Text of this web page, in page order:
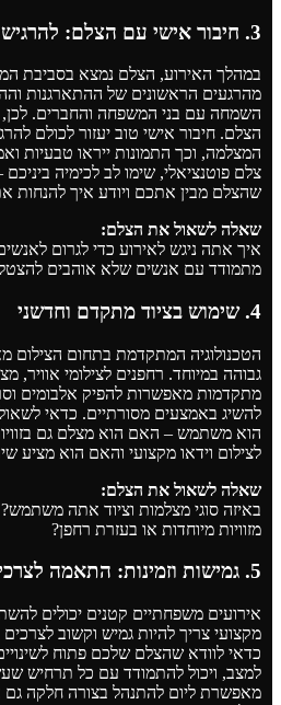
3. חיבור אישי עם הצלם: להרגיש בנוח מול המצלמה
במהלך האירוע, הצלם נמצא בסביבת
מהרגעים הראשונים של ההתארגנות
השמחה עם בני המשפחה והחברים. לכן,
הצלם. חיבור אישי טוב יעזור לכולם
המצלמה, וכך התמונות ייראו טבעיות
צלם פוטנציאלי, שימו לב לכימיה
שהצלם מבין אתכם ויודע איך להנחות
שאלה לשאול את הצלם:
איך אתה ניגש לאירוע כדי לגרום
מתמודד עם אנשים שלא אוהבים
4. שימוש בציוד מתקדם וחדשני
הטכנולוגיה המתקדמת בתחום הצילום
מתקדמות מאפשרות להפיק אלבומים
להשיג באמצעים מסורתיים. כדאי
הוא משתמש – האם הוא מצלם גם
לצילום וידאו מקצועי והאם הוא מציע
שאלה לשאול את הצלם:
באיזה סוגי מצלמות וציוד אתה
מזוויות מיוחדות או בעזרת רחפן?
5. גמישות וזמינות: התאמה לצרכים שלכם
אירועים משפחתיים קטנים יכולים
מקצועי צריך להיות גמיש וקשוב
כדאי לוודא שהצלם שלכם פתוח
למצב, ויכול להתמודד עם כל תרחיש
מאפשרת ליום להתנהל בצורה חלקה גם